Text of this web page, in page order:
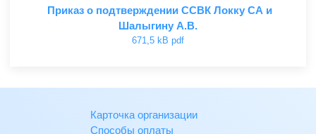
Приказ о подтверждении ССВК Локку СА и
Шалыгину А.В.
671,5 kB pdf
Карточка организации
Способы оплаты